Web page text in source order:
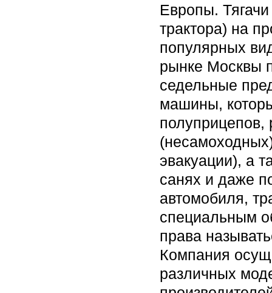
Европы.
трактора) на
популярных
рынке Москвы
седельные
машины,
эвакуации), а
санях и даже
автомобиля,
специальным
права
Компания
различных